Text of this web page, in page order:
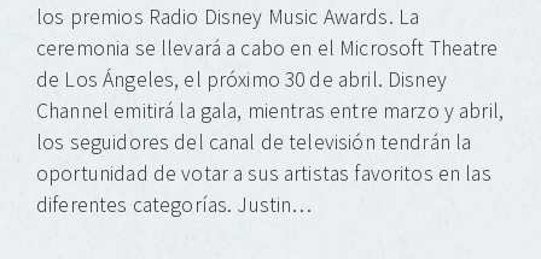
los premios Radio Disney Music Awards. La
ceremonia se llevará a cabo en el Microsoft Theatre
de Los Ángeles, el próximo 30 de abril. Disney
Channel emitirá la gala, mientras entre marzo y abril,
los seguidores del canal de televisión tendrán la
oportunidad de votar a sus artistas favoritos en las
diferentes categorías. Justin…